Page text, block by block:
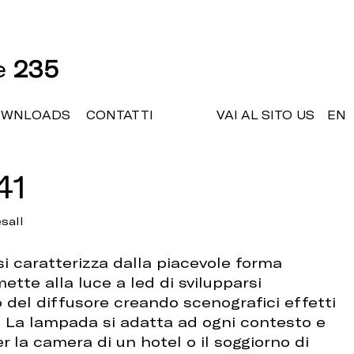
235
CONTATTI VAI AL SITO US EN
caratterizza dalla piacevole forma
alla luce a led di svilupparsi
del diffusore creando scenografici effetti
lampada si adatta ad ogni contesto e
la camera di un hotel o il soggiorno di